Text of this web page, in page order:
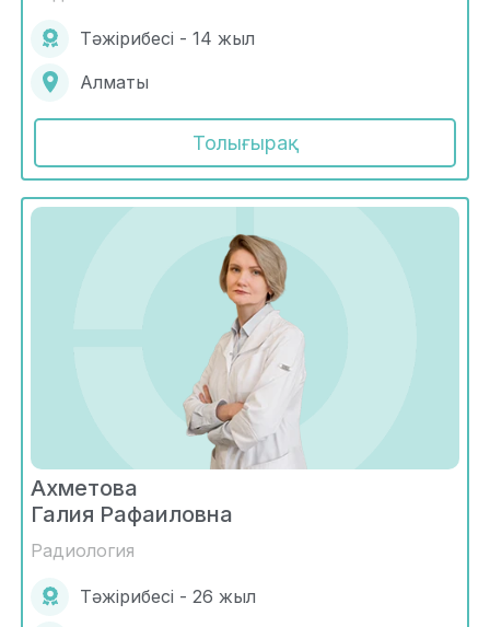
Тәжірибесі - 14 жыл
Алматы
Толығырақ
Ахметова
Галия Рафаиловна
Радиология
Тәжірибесі - 26 жыл